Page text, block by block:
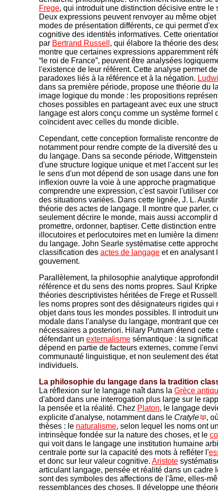
Frege, qui introduit une distinction décisive entre le
Deux expressions peuvent renvoyer au même
modes de présentation différents, ce qui permet
cognitive des identités informatives. Cette
par Bertrand Russell , qui élabore la théorie des
montre que certaines expressions apparemment
“le roi de France”, peuvent être analysées
l'existence de leur référent. Cette analyse permet
paradoxes liés à la référence et à la négation.
dans sa première période, propose une théorie du
image logique du monde : les propositions
choses possibles en partageant avec eux une
langage est alors conçu comme un système formel
coïncident avec celles du monde dicible.
Cependant, cette conception formaliste rencontre
notamment pour rendre compte de la diversité des
du langage. Dans sa seconde période,
d'une structure logique unique et met l'accent sur
le sens d'un mot dépend de son usage dans une
inflexion ouvre la voie à une approche
comprendre une expression, c'est savoir l'utiliser
des situations variées. Dans cette lignée, J. L.
théorie des actes de langage. Il montre que parler,
seulement décrire le monde, mais aussi accomplir
promettre, ordonner, baptiser. Cette distinction
illocutoires et perlocutoires met en lumière la
du langage. John Searle systématise cette
classification des actes de langage et en analysant
gouvernent.
Parallèlement, la philosophie analytique
référence et du sens des noms propres. Saul
théories descriptivistes héritées de Frege et
les noms propres sont des désignateurs rigides qui
objet dans tous les mondes possibles. Il introduit
modale dans l'analyse du langage, montrant que
nécessaires a posteriori. Hilary Putnam étend cette
défendant un externalisme sémantique : la
dépend en partie de facteurs externes, comme
communauté linguistique, et non seulement des
individuels.
La philosophie du langage dans la tradition
La réflexion sur le langage naît dans la Grèce
d'abord dans une interrogation plus large sur le
la pensée et la réalité. Chez Platon, le langage
explicite d'analyse, notamment dans le Cratyle
,
thèses : le naturalisme, selon lequel les noms ont
intrinsèque fondée sur la nature des choses, et le
qui voit dans le langage une institution humaine
centrale porte sur la capacité des mots à refléter l'
et donc sur leur valeur cognitive. Aristote
articulant langage, pensée et réalité dans un cadre
sont des symboles des affections de l'âme, elles-
ressemblances des choses. Il développe une